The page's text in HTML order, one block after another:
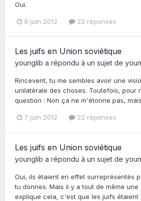
Oui.
8 juin 2012 22 réponses
Les juifs en Union soviétique
younglib a répondu à un sujet de
Rincevent, tu me sembles avoir une
unilatérale des choses. Toutefois, pour
question : Non ça ne m'étonne pas,
7 juin 2012 22 réponses
Les juifs en Union soviétique
younglib a répondu à un sujet de
Oui, ils étaient en effet surreprésentés
tu donnes. Mais il y a tout de même
explique cela, c'est que les juifs étaient